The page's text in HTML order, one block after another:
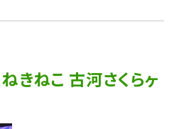
きねこ 古河さくらヶ